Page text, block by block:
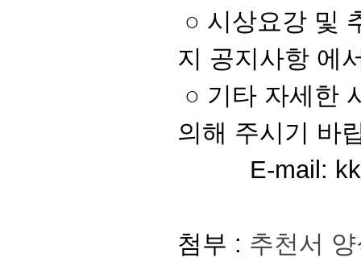
○ 시상요강 및
지 공지사항 에
○ 기타 자세한
의해 주시기 바
E-mail:
첨부 : 추천서